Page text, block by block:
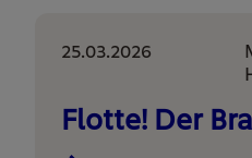
25.03.2026
Flotte! Der